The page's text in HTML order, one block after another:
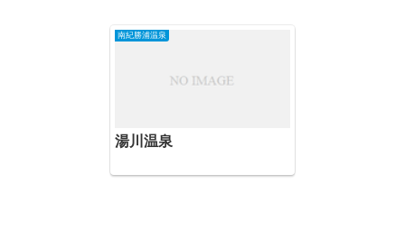
南紀勝浦温泉
湯川温泉